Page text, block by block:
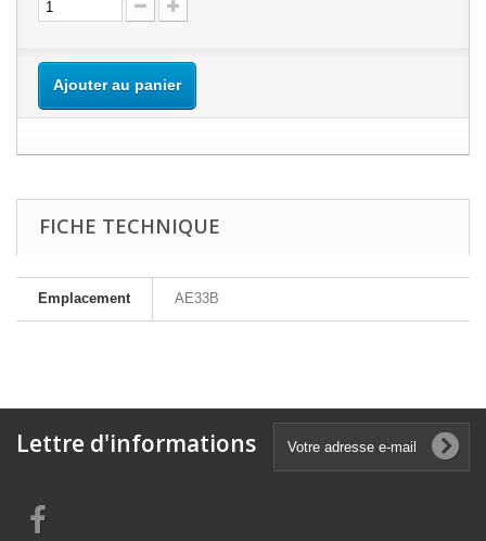
Ajouter au panier
FICHE TECHNIQUE
Emplacement AE33B
Lettre d'informations